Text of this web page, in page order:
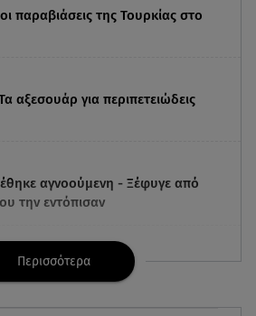
παραβιάσεις της Τουρκίας στο
αξεσουάρ για περιπετειώδεις
αγνοούμενη - Ξέφυγε από
την εντόπισαν
για το κατηγορητήριο ο
του 90χρονου
Περισσότερα